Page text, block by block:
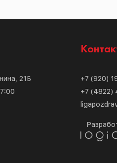
21Б
+7 (920)
+7 (4822)